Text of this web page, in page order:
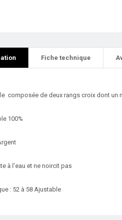
Fiche technique
composée de deux rangs croix dont un
100%
à l’eau et ne noircit pas
: 52 à 58 Ajustable